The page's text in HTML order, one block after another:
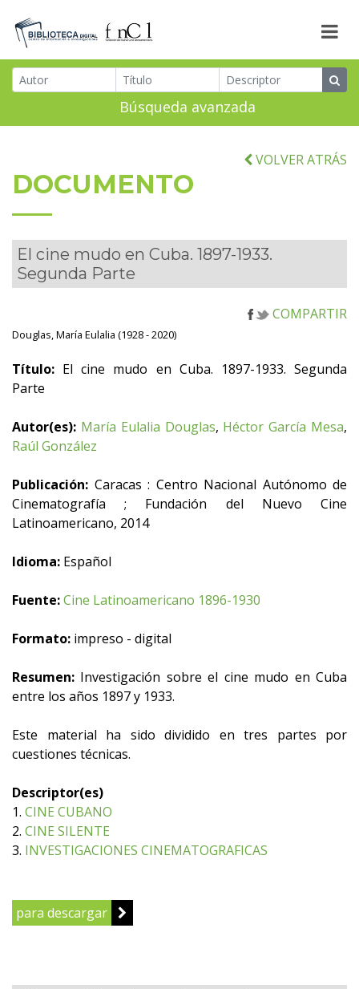
Búsqueda avanzada
VOLVER ATRÁS
DOCUMENTO
El cine mudo en Cuba. 1897-1933.
Segunda Parte
COMPARTIR
Douglas, María Eulalia (1928 - 2020)
Título: El cine mudo en Cuba. 1897-1933. Segunda
Parte
Autor(es): María Eulalia Douglas, Héctor García Mesa,
Raúl González
Publicación: Caracas : Centro Nacional Autónomo de
Cinematografía ; Fundación del Nuevo Cine
Latinoamericano, 2014
Idioma: Español
Fuente:Cine Latinoamericano 1896-1930
Formato: impreso - digital
Resumen: Investigación sobre el cine mudo en Cuba
entre los años 1897 y 1933.
Este material ha sido dividido en tres partes por
cuestiones técnicas.
Descriptor(es)
1. CINE CUBANO
2. CINE SILENTE
3. INVESTIGACIONES CINEMATOGRAFICAS
para descargar